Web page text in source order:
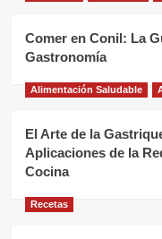
Comer en Conil: La
Gastronomía
Alimentación Saludable
El Arte de la
Aplicaciones de la
Cocina
Recetas